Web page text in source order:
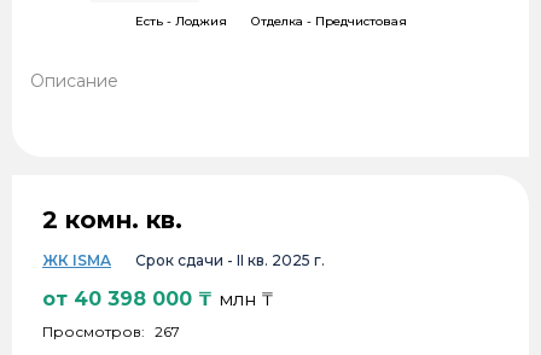
Есть - Лоджия Отделка - Предчистовая
Описание
2 комн. кв.
ЖК ISMA Срок сдачи - II кв. 2025 г.
от 40 398 000 ₸ млн ₸
Просмотров: 267